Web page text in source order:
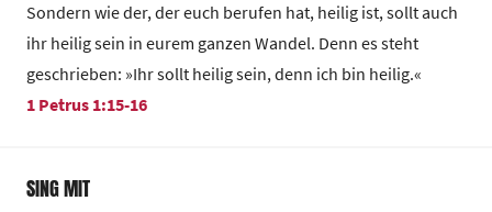
Sondern wie der, der euch berufen hat, heilig ist, sollt auch
ihr heilig sein in eurem ganzen Wandel. Denn es steht
geschrieben: »Ihr sollt heilig sein, denn ich bin heilig.«
1 Petrus 1:15-16
SING MIT